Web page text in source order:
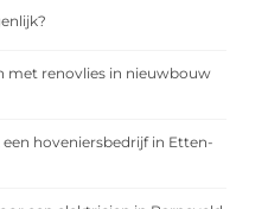
met renovlies in nieuwbouw
hoveniersbedrijf in Etten-